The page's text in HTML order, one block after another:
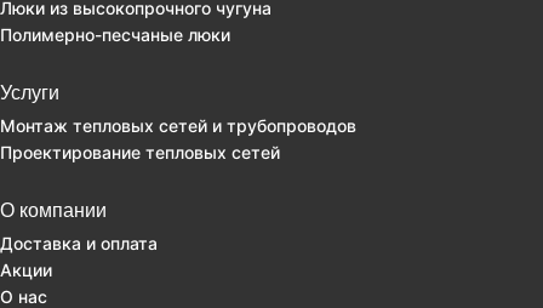
Люки из высокопрочного чугуна
Полимерно-песчаные люки
Услуги
Монтаж тепловых сетей и трубопроводов
Проектирование тепловых сетей
О компании
Доставка и оплата
Акции
О нас